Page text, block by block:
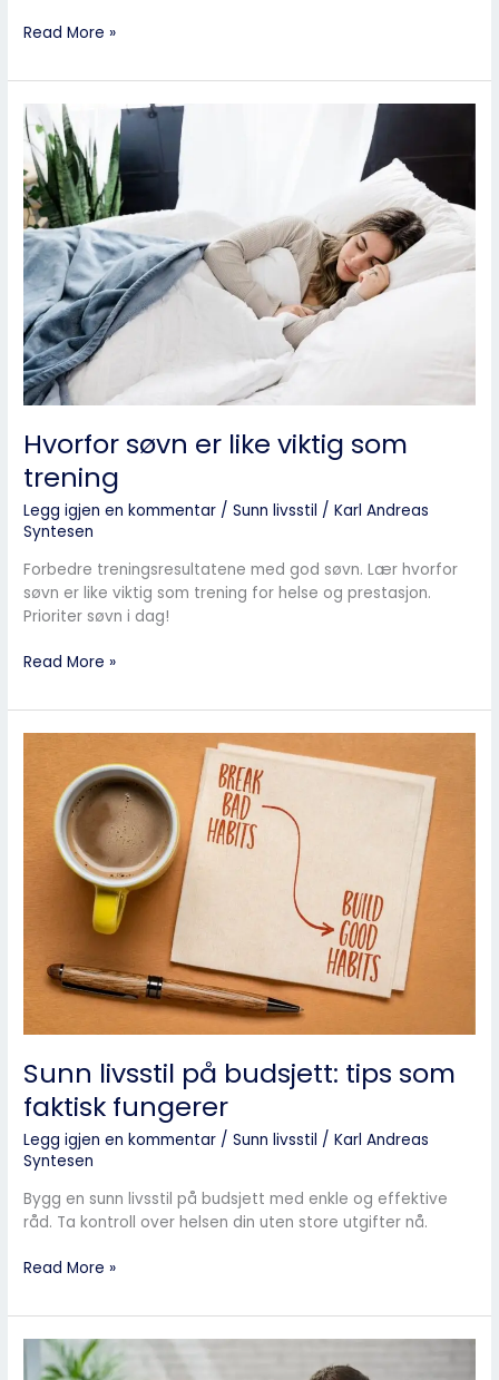
Read More »
Hvorfor søvn er like viktig som
trening
Legg igjen en kommentar /Sunn livsstil /Karl Andreas
Syntesen
Forbedre treningsresultatene med god søvn. Lær hvorfor
søvn er like viktig som trening for helse og prestasjon.
Prioriter søvn i dag!
Hvorfor
søvn
er
like
viktig
som
trening
Read More »
Sunn livsstil på budsjett: tips som
faktisk fungerer
Legg igjen en kommentar /Sunn livsstil /Karl Andreas
Syntesen
Bygg en sunn livsstil på budsjett med enkle og effektive
råd. Ta kontroll over helsen din uten store utgifter nå.
budsjett:
som
Read More »
Slik
får